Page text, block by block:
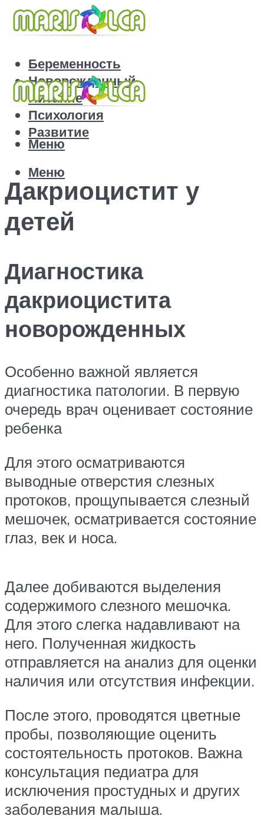
Беременность
Новорожденный
Питание
Психология
Развитие
Меню
Меню
Дакриоцистит у
детей
Диагностика
дакриоцистита
новорожденных
Особенно важной является
диагностика патологии. В первую
очередь врач оценивает состояние
ребенка
Для этого осматриваются
выводные отверстия слезных
протоков, прощупывается слезный
мешочек, осматривается состояние
глаз, век и носа.
Далее добиваются выделения
содержимого слезного мешочка.
Для этого слегка надавливают на
него. Полученная жидкость
отправляется на анализ для оценки
наличия или отсутствия инфекции.
После этого, проводятся цветные
пробы, позволяющие оценить
состоятельность протоков. Важна
консультация педиатра для
исключения простудных и других
заболевания малыша.